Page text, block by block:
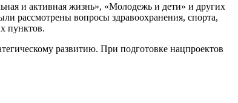
и активная жизнь», «Молодежь и дети» и других
рассмотрены вопросы здравоохранения, спорта,
пунктов.
развитию. При подготовке нацпроектов